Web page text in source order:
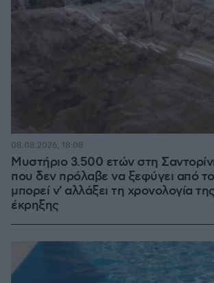
Μυστήριο 3.500 ετών στη
που δεν πρόλαβε να ξεφύγει από
μπορεί ν' αλλάξει τη χρονολογία
έκρηξης
08.08.2026, 18:08